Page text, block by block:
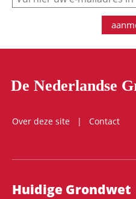
De Nederlandse
Over deze site
Contact
Hoofdnavigatie
Huidige Grondwet